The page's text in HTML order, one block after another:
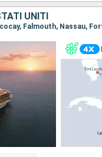
UNITI
Falmouth, Nassau,